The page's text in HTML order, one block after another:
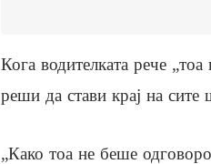
Кога водителката рече
реши да стави крај на сите
„Како тоа не беше